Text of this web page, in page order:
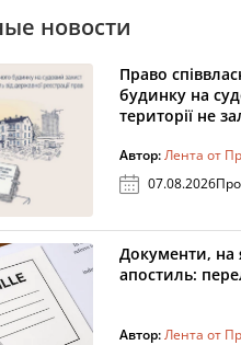
новости
Право
будинку на
території не
Автор:Лента от
07.08.2026
Документи, на
апостиль:
Автор:Лента от